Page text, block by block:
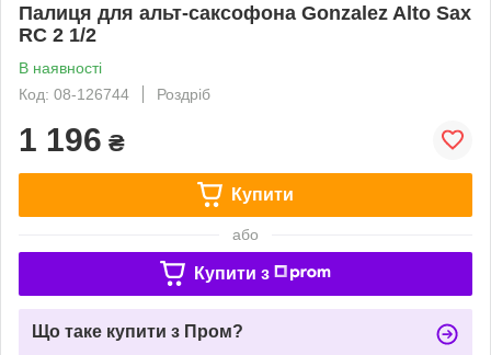
Палиця для альт-саксофона Gonzalez Alto Sax
RC 2 1/2
В наявності
Код: 08-126744
Роздріб
1 196 ₴
Купити
або
Купити з
Що таке купити з Пром?